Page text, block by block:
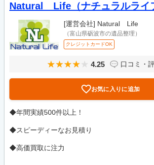
Natural Life（ナチュラルライ
[運営会社] Natural Life
（富山県砺波市の遺品整理）
クレジットカードOK
4.25 口コミ・
お気に入りに追加
◆年間実績500件以上！
◆スピーディーなお見積り
◆高価買取に注力